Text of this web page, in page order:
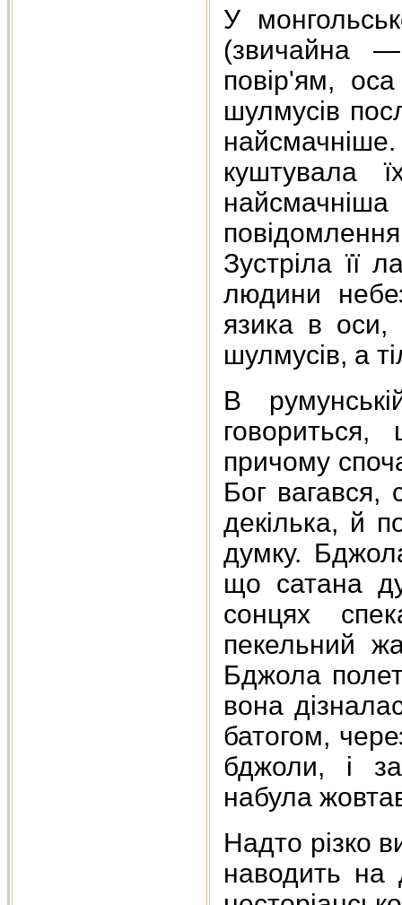
У
(звичайна
повір'ям,
шулмусів
куштувала
Зустріла її
людини
язика в оси,
шулмусів, а
В
причому
Бог вагався,
декілька, й
думку.
що сатана
сонцях
пекельний
Бджола
вона
батогом,
бджоли, і
набула
Надто різко
наводить на